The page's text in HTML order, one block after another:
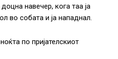
навечер, кога таа ја
во собата и ја нападнал.
по пријателскиот